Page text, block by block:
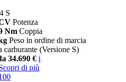
S
Potenza
Nm Coppia
Peso in ordine di marcia
carburante (Versione S)
34.690 € i
di più